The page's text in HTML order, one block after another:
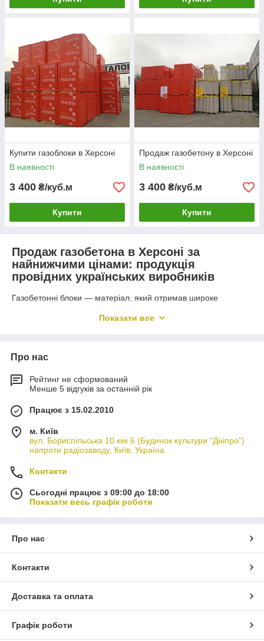
Купити газоблоки в Херсоні
В наявності
3 400 ₴/куб.м
Купити
Продаж газобетону в Херсоні
В наявності
3 400 ₴/куб.м
Купити
Продаж газобетона в Херсоні за
найнижчими цінами: продукція
провідних українських виробників
Газобетонні блоки — матеріал, який отримав широке
доступності, легкості та чудовим показникам теплопровідності
провідних українських підприємств.
лояльною ціною
Газоблоки активно застосовуються для зведення різних типів
конструкцій, а завдяки простоті оброблення, прекрасно
підходять для створення складних архітектурних форм. Це
оптимальне рішення не тільки для літніх котеджів, але й для
будівель, призначених для постійного проживання, зокрема
використовується для зведення промислових будівель і
Показати все
Про нас
Рейтинг не сформований
Менше 5 відгуків за останній рік
Працює з 15.02.2010
м. Київ
вул. Бориспільська 10 кім 6 (Будинок культури "Дніпро")
напроти радіозаводу, Київ, Україна
Контакти
Сьогодні працює з 09:00 до 18:00
Показати весь графік роботи
Про нас
Контакти
Доставка та оплата
Графік роботи